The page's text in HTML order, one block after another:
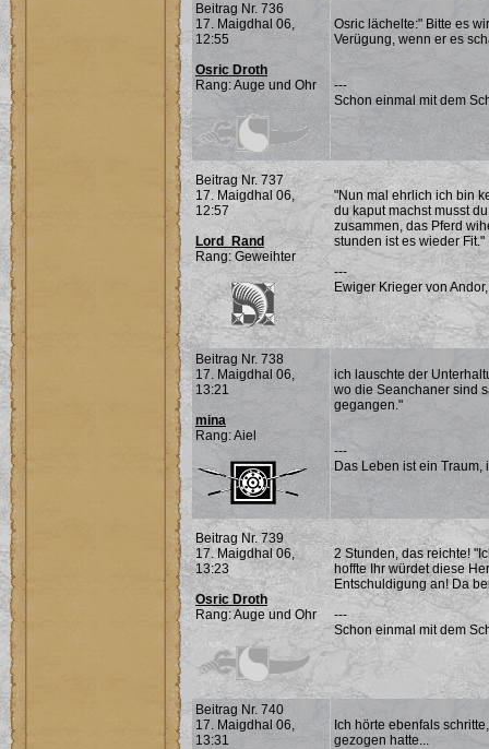
Beitrag Nr. 736
17. Maigdhal 06,
12:55
Osric Droth
Rang: Auge und Ohr
Osric lächelte:" Bitte es
Verügung, wenn er es
---
Schon einmal mit dem
Beitrag Nr. 737
17. Maigdhal 06,
12:57
Lord_Rand
Rang: Geweihter
"Nun mal ehrlich ich bin
du kaput machst musst
zusammen, das Pferd
stunden ist es wieder Fit."
---
Ewiger Krieger von
Beitrag Nr. 738
17. Maigdhal 06,
13:21
mina
Rang: Aiel
ich lauschte der
wo die Seanchaner sind
gegangen."
---
Das Leben ist ein
Beitrag Nr. 739
17. Maigdhal 06,
13:23
Osric Droth
Rang: Auge und Ohr
2 Stunden, das reichte!
hoffte Ihr würdet diese
Entschuldigung an! Da
---
Schon einmal mit dem
Beitrag Nr. 740
17. Maigdhal 06,
13:31
Ich hörte ebenfals
gezogen hatte...